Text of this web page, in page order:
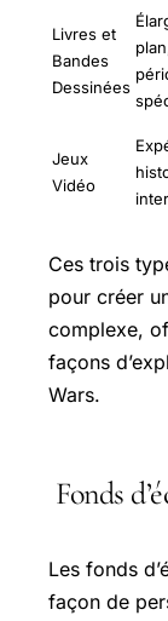
Livres et
Bandes
Dessinées
Jeux
Vidéo
Ces trois
pour créer
complexe,
façons
Wars.
Fonds
Les fonds
façon de